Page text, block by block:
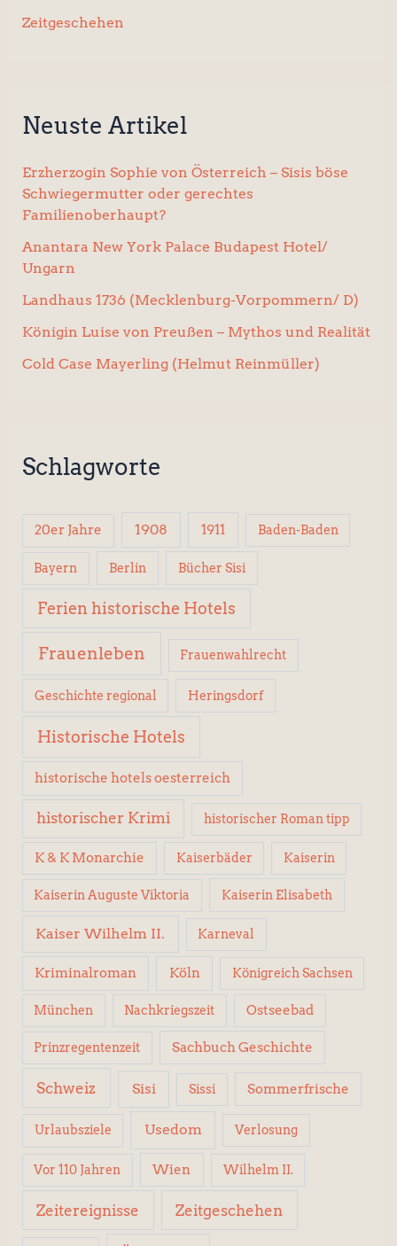
Zeitgeschehen
Neuste Artikel
Erzherzogin Sophie von Österreich – Sisis böse
Schwiegermutter oder gerechtes
Familienoberhaupt?
Anantara New York Palace Budapest Hotel/
Ungarn
Landhaus 1736 (Mecklenburg-Vorpommern/ D)
Königin Luise von Preußen – Mythos und Realität
Cold Case Mayerling (Helmut Reinmüller)
Schlagworte
20er Jahre 1908 1911 Baden-Baden
Bayern Berlin Bücher Sisi
Ferien historische Hotels
Frauenleben Frauenwahlrecht
Geschichte regional Heringsdorf
Historische Hotels
historische hotels oesterreich
historischer Krimi historischer Roman tipp
K & K Monarchie Kaiserbäder Kaiserin
Kaiserin Auguste Viktoria Kaiserin Elisabeth
Kaiser Wilhelm II. Karneval
Kriminalroman Köln Königreich Sachsen
München Nachkriegszeit Ostseebad
Prinzregentenzeit Sachbuch Geschichte
Schweiz Sisi Sissi Sommerfrische
Urlaubsziele Usedom Verlosung
Vor 110 Jahren Wien Wilhelm II.
Zeitereignisse Zeitgeschehen